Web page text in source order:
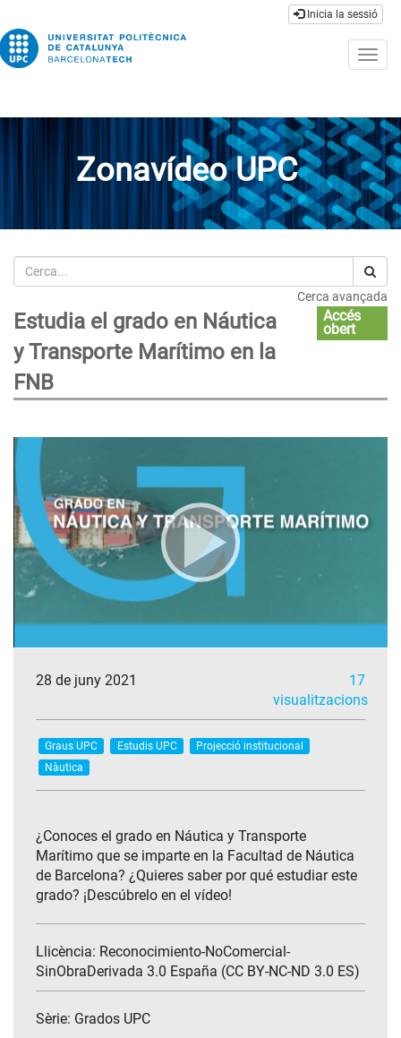
Inicia la sessió
Zonavídeo UPC
Cerca
Cerca avançada
Estudia el grado en Náutica
y Transporte Marítimo en la
FNB
Accés
obert
28 de juny 2021
17
visualitzacions
Graus UPC Estudis UPC
Projecció institucional
Nàutica
¿Conoces el grado en Náutica y Transporte
Marítimo que se imparte en la Facultad de Náutica
de Barcelona? ¿Quieres saber por qué estudiar este
grado? ¡Descúbrelo en el vídeo!
Llicència: Reconocimiento-NoComercial-
SinObraDerivada 3.0 España (CC BY-NC-ND 3.0 ES)
Sèrie: Grados UPC